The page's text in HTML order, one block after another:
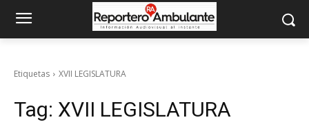
Etiquetas XVII LEGISLATURA
Tag: XVII LEGISLATURA